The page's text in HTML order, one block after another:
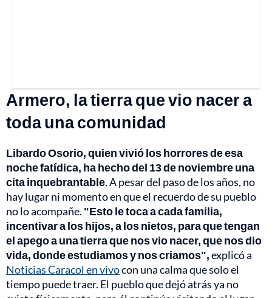
Armero, la tierra que vio nacer a
toda una comunidad
Libardo Osorio, quien vivió los horrores de esa
noche fatídica, ha hecho del 13 de noviembre una
cita inquebrantable. A pesar del paso de los años, no
hay lugar ni momento en que el recuerdo de su pueblo
no lo acompañe. "Esto le toca a cada familia,
incentivar a los hijos, a los nietos, para que tengan
el apego a una tierra que nos vio nacer, que nos dio
vida, donde estudiamos y nos criamos",explicó a
Noticias Caracol en vivocon una calma que solo el
tiempo puede traer. El pueblo que dejó atrás ya no